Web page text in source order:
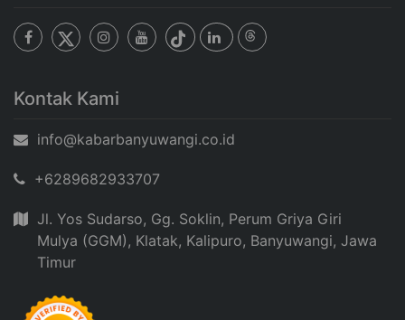
Kontak Kami
info@kabarbanyuwangi.co.id
+6289682933707
Jl. Yos Sudarso, Gg. Soklin, Perum Griya Giri
Mulya (GGM), Klatak, Kalipuro, Banyuwangi, Jawa
Timur